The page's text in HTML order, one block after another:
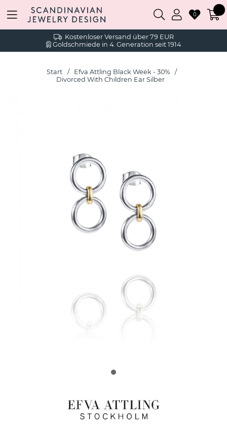
Kostenloser Versand über 79 EUR
Goldschmiede in 4. Generation seit 1914
0
Start
Efva Attling Black Week - 30%
Divorced With Children Ear Silber